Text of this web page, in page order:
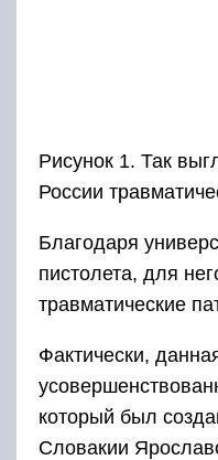
Рисунок 1. Так
России
Благодаря
пистолета, для
травматические
Фактически,
который был
Словакии